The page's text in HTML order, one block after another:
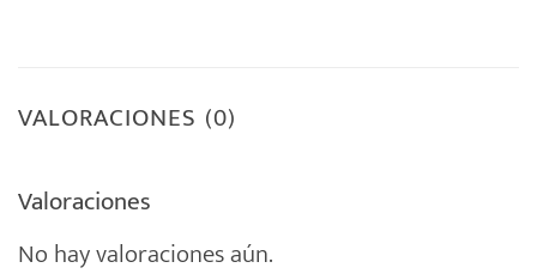
VALORACIONES (0)
Valoraciones
No hay valoraciones aún.